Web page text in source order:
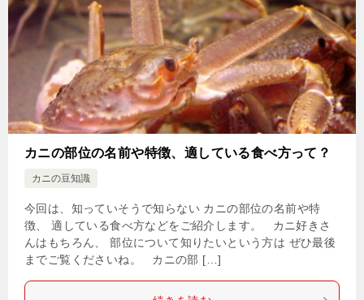
カニの部位の名前や特徴、適している食べ方って？
カニの豆知識
今回は、知っていそうで知らない カニの部位の名前や特
徴、 適している食べ方などをご紹介します。 カニ好きさ
んはもちろん、 部位について知りたいという方は ぜひ最後
までご覧くださいね。 カニの部 […]